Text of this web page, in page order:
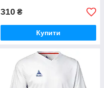
310 ₴
Купити